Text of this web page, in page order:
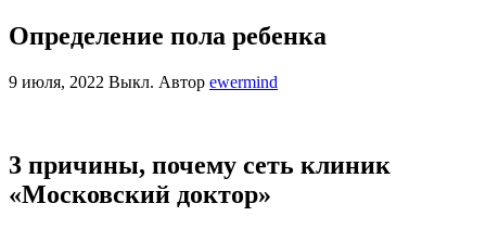
Определение пола ребенка
9 июля, 2022 Выкл. Автор ewermind
3 причины, почему сеть клиник
«Московский доктор»